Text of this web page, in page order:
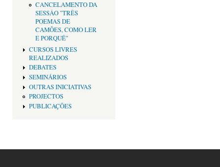
CANCELAMENTO DA
SESSÂO "TRÊS
POEMAS DE
CAMÕES, COMO LER
E PORQUÊ"
CURSOS LIVRES
REALIZADOS
DEBATES
SEMINÁRIOS
OUTRAS INICIATIVAS
PROJECTOS
PUBLICAÇÕES